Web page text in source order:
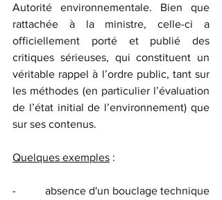
Autorité environnementale. Bien que
rattachée à la ministre, celle-ci a
officiellement porté et publié des
critiques sérieuses, qui constituent un
véritable rappel à l’ordre public, tant sur
les méthodes (en particulier l’évaluation
de l’état initial de l’environnement) que
sur ses contenus.
Quelques exemples :
-          absence d'un bouclage technique